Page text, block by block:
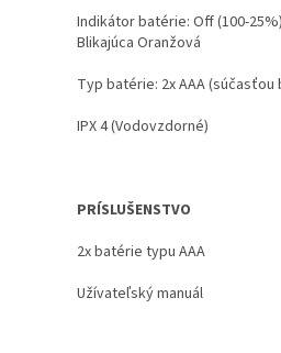
Indikátor batérie: Off (100-
Blikajúca Oranžová
Typ batérie: 2x AAA (súčasťou
IPX 4 (Vodovzdorné)
PRÍSLUŠENSTVO
2x batérie typu AAA
Užívateľský manuál